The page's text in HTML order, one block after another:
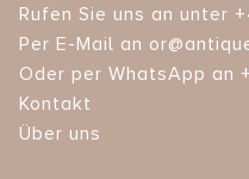
Rufen Sie uns an unter
Per E-Mail an
Oder per WhatsApp an
Kontakt
Über uns